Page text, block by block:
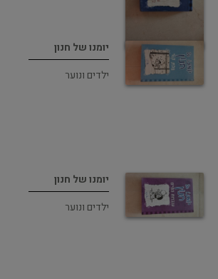
יומנו של חנון
ילדים ונוער
יומנו של חנון
ילדים ונוער